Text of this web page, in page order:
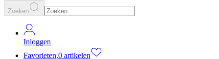
Zoeken
Inloggen
Favorieten,0 artikelen